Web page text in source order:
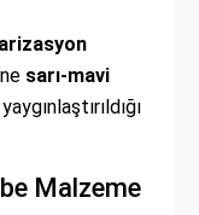
sarı-mavi
Malzeme